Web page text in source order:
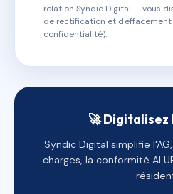
relation Syndic Digital — vous
de rectification et
confidentialité).
🚀 Digitalisez
Syndic Digital simplifie
charges, la conformité